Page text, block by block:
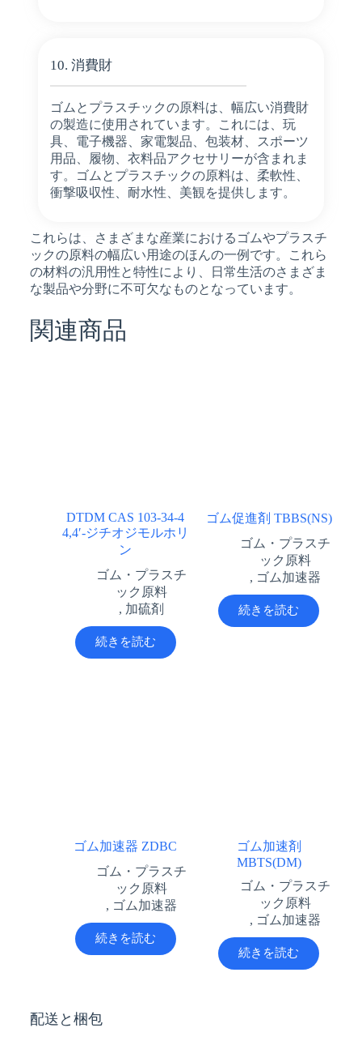
10. 消費財
ゴムとプラスチックの原料は、幅広い消費財
の製造に使用されています。これには、玩
具、電子機器、家電製品、包装材、スポーツ
用品、履物、衣料品アクセサリーが含まれま
す。ゴムとプラスチックの原料は、柔軟性、
衝撃吸収性、耐水性、美観を提供します。
これらは、さまざまな産業におけるゴムやプラスチ
ックの原料の幅広い用途のほんの一例です。これら
の材料の汎用性と特性により、日常生活のさまざま
な製品や分野に不可欠なものとなっています。
関連商品
DTDM CAS 103-34-4
4,4′-ジチオジモルホリ
ン
ゴム・プラスチ
ック原料
, 加硫剤
続きを読む
ゴム促進剤 TBBS(NS)
ゴム・プラスチ
ック原料
, ゴム加速器
続きを読む
ゴム加速器 ZDBC
ゴム・プラスチ
ック原料
, ゴム加速器
続きを読む
ゴム加速剤
MBTS(DM)
ゴム・プラスチ
ック原料
, ゴム加速器
続きを読む
配送と梱包